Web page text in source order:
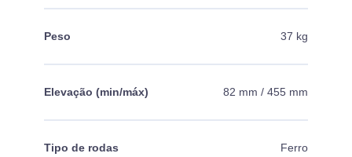
Peso 37 kg
Elevação (min/máx) 82 mm / 455 mm
Tipo de rodas Ferro